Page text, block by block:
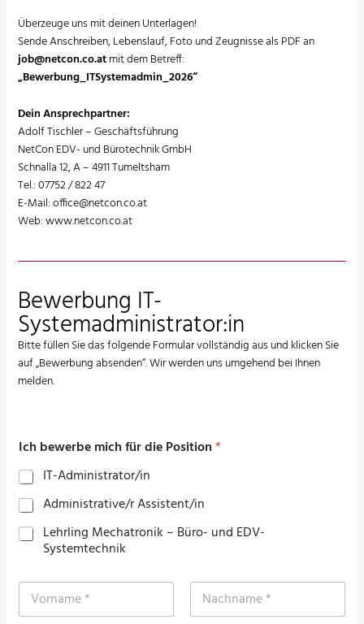
Überzeuge uns mit deinen Unterlagen!
Sende Anschreiben, Lebenslauf, Foto und Zeugnisse als PDF an
job@netcon.co.atmit dem Betreff:
„Bewerbung_ITSystemadmin_2026“
Dein Ansprechpartner:
Adolf Tischler – Geschäftsführung
NetCon EDV- und Bürotechnik GmbH
Schnalla 12, A – 4911 Tumeltsham
Tel.: 07752 / 822 47
E-Mail: office@netcon.co.at
Web:www.netcon.co.at
Bewerbung IT-
Systemadministrator:in
Bitte füllen Sie das folgende Formular vollständig aus und klicken Sie
auf „Bewerbung absenden“. Wir werden uns umgehend bei Ihnen
melden.
Ich bewerbe mich für die Position*
IT-Administrator/in
Administrative/r Assistent/in
Lehrling Mechatronik – Büro- und EDV-
Systemtechnik
N
m